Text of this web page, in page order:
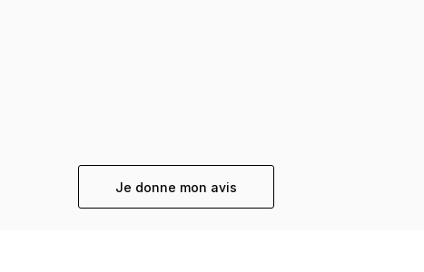
Je donne mon avis